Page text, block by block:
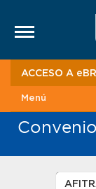
ACCESO A
Menú